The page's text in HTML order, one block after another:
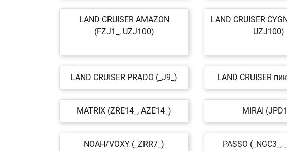
LAND CRUISER AMAZON
(FZJ1_, UZJ100)
LAND CRUISER
UZJ100)
LAND CRUISER PRADO (_J9_) LAND CRUISER
MATRIX (ZRE14_, AZE14_) MIRAI
NOAH/VOXY (_ZRR7_) PASSO (_NGC3_,